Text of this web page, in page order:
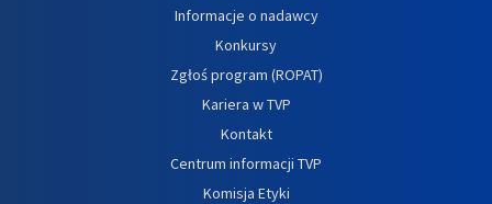
Informacje o nadawcy
Konkursy
Zgłoś program (ROPAT)
Kariera w TVP
Kontakt
Centrum informacji TVP
Komisja Etyki